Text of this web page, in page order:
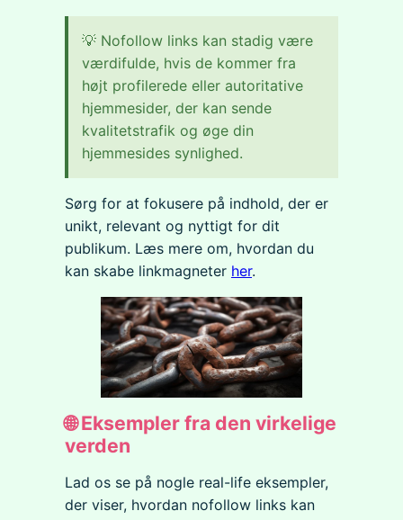
💡 Nofollow links kan stadig være
værdifulde, hvis de kommer fra
højt profilerede eller autoritative
hjemmesider, der kan sende
kvalitetstrafik og øge din
hjemmesides synlighed.
Sørg for at fokusere på indhold, der er
unikt, relevant og nyttigt for dit
publikum. Læs mere om, hvordan du
kan skabe linkmagneter her.
🌐 Eksempler fra den virkelige
verden
Lad os se på nogle real-life eksempler,
der viser, hvordan nofollow links kan